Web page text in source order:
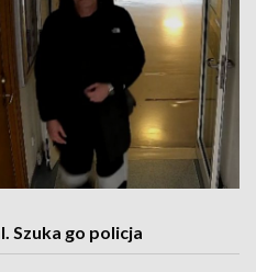
Szuka go policja